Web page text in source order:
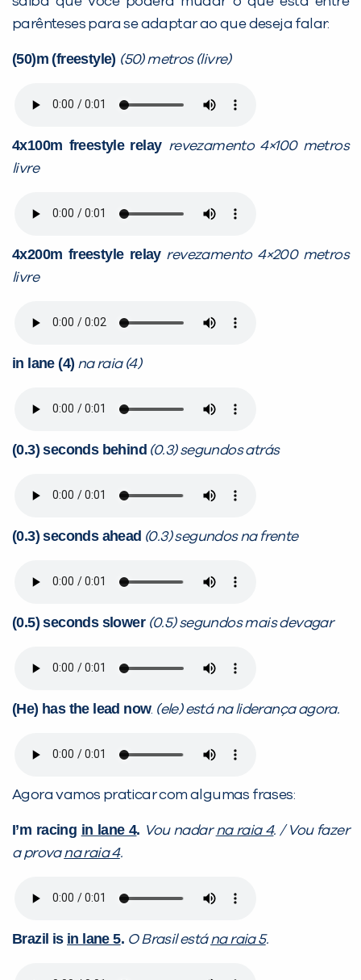
parênteses para se adaptar ao que deseja falar:
(50)m (freestyle) (50) metros (livre)
4x100m freestyle relay revezamento 4×100 metros
livre
4x200m freestyle relay revezamento 4×200 metros
livre
in lane (4) na raia (4)
(0.3) seconds behind (0.3) segundos atrás
(0.3) seconds ahead (0.3) segundos na frente
(0.5) seconds slower (0.5) segundos mais devagar
(He) has the lead now. (ele) está na liderança agora.
Agora vamos praticar com algumas frases:
I’m racing in lane 4. Vou nadarna raia 4. / Vou fazer
a provana raia 4.
Brazil is in lane 5. O Brasil estána raia 5.